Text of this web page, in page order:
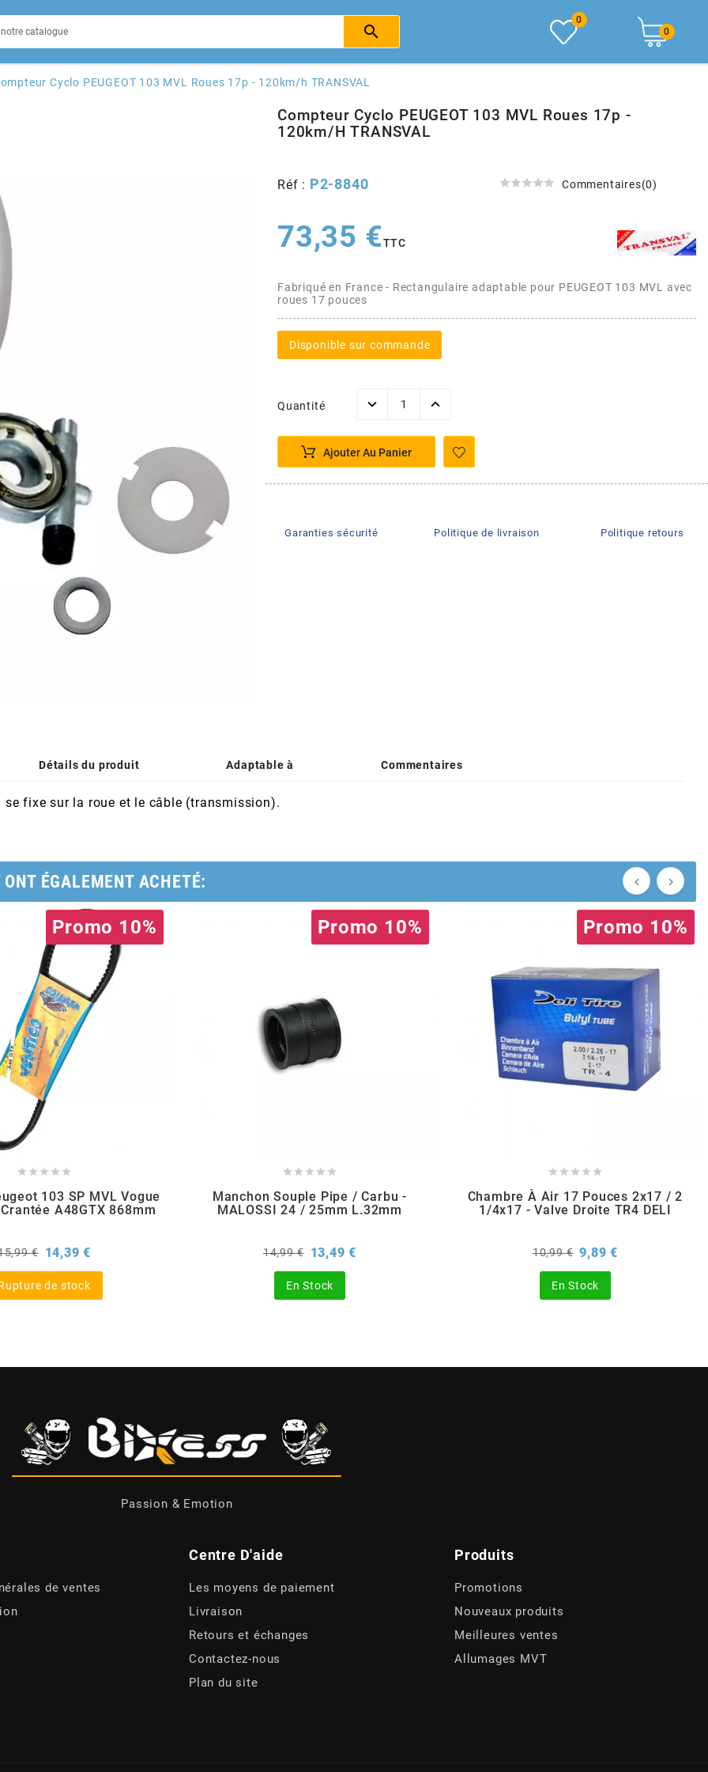

0
0
Cyclo PEUGEOT 103 MVL Roues 17p - 120km/h TRANSVAL
Compteur Cyclo PEUGEOT 103 MVL Roues 17p -
120km/h TRANSVAL
Réf : P2-8840  Commentaires(0)
73,35 €TTC
Fabriqué en France - Rectangulaire adaptable pour PEUGEOT 103 MVL avec
roues 17 pouces
Disponible sur commande
Quantité
Ajouter Au Panier
Garanties sécurité Politique de livraison Politique retours
Détails du produit Adaptable à Commentaires
fixe sur la roue et le câble (transmission).
ÉGALEMENT ACHETÉ:  
Promo 10%
    
103 SP MVL Vogue
A48GTX 868mm
€ 14,39 €
de stock
Promo 10%
    
Manchon Souple Pipe / Carbu -
MALOSSI 24 / 25mm L.32mm
Prix
base
14,99 € 13,49 €
En Stock
Promo 10%
    
Chambre À Air 17 Pouces 2x17 / 2
1/4x17 - Valve Droite TR4 DELI
Prix
base
10,99 € 9,89 €
En Stock
Passion & Emotion
de ventes
Centre D'aide
Les moyens de paiement
Livraison
Retours et échanges
Contactez-nous
Plan du site
Produits
Promotions
Nouveaux produits
Meilleures ventes
Allumages MVT